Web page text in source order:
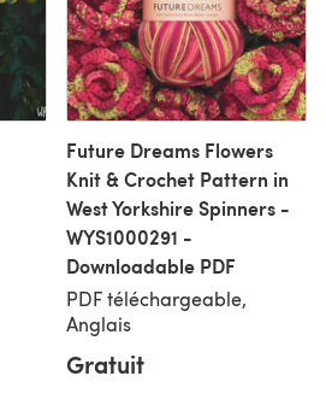
Future Dreams Flowers
Knit & Crochet Pattern in
West Yorkshire Spinners -
WYS1000291 -
Downloadable PDF
PDF téléchargeable,
Anglais
Gratuit